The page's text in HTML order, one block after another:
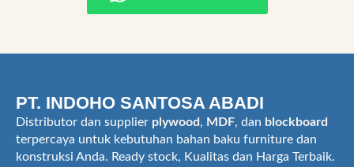
PT. INDOHO SANTOSA ABADI
Distributor dan supplier plywood, MDF, dan blockboard
terpercaya untuk kebutuhan bahan baku furniture dan
konstruksi Anda. Ready stock, Kualitas dan Harga Terbaik.